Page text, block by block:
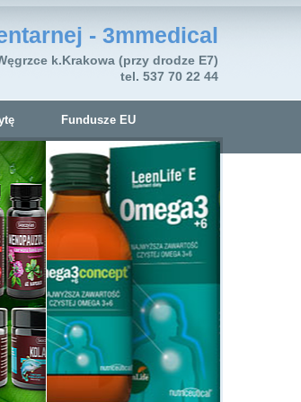
Fundusze EU
- 3mmedical
k.Krakowa (przy drodze E7)
tel. 537 70 22 44